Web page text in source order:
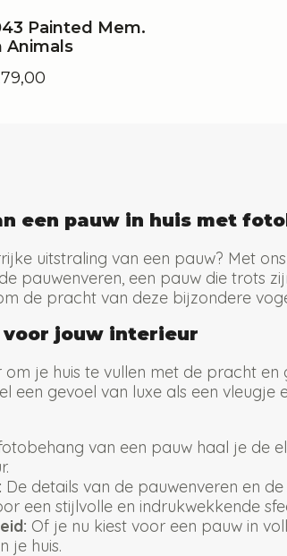
Painted Mem.
Animals
een pauw in huis met
uitstraling van een pauw? Met
pauwenveren, een pauw die trots
de pracht van deze bijzondere
jouw interieur
je huis te vullen met de pracht
een gevoel van luxe als een
van een pauw haal je de
De details van de pauwenveren en
een stijlvolle en indrukwekkende
Of je nu kiest voor een pauw in
je huis.